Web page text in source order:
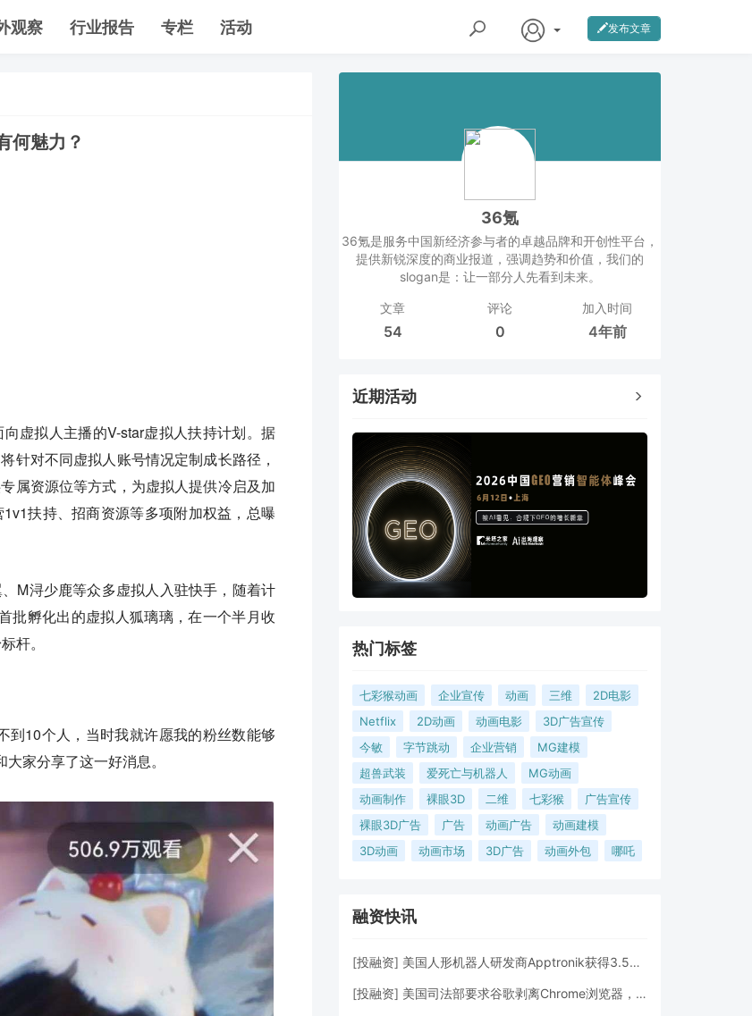
观察 行业报告 专栏 活动 发布文章
何魅力？
虚拟人主播的V-star虚拟人扶持计划。据
针对不同虚拟人账号情况定制成长路径，
属资源位等方式，为虚拟人提供冷启及加
扶持、招商资源等多项附加权益，总曝
M浔少鹿等众多虚拟人入驻快手，随着计
批孵化出的虚拟人狐璃璃，在一个半月收
杆。
到10个人，当时我就许愿我的粉丝数能够
家分享了这一好消息。
36氪
36氪是服务中国新经济参与者的卓越品牌和开创性平台，
提供新锐深度的商业报道，强调趋势和价值，我们的
slogan是：让一部分人先看到未来。
文章
54
评论
0
加入时间
4年前
近期活动
热门标签
七彩猴动画 企业宣传 动画 三维
2D电影
Netflix
2D动画 动画电影
3D广告宣传
今敏
字节跳动 企业营销
MG建模
超兽武装
爱死亡与机器人
MG动画
动画制作
裸眼3D 二维 七彩猴
广告宣传
裸眼3D广告
广告 动画广告
动画建模
3D动画
动画市场 3D广告 动画外包 哪吒
融资快讯
[投融资] 美国人形机器人研发商Apptronik获得3.5亿美元A轮融资
[投融资] 美国司法部要求谷歌剥离Chrome浏览器，但允许其进行AI投资